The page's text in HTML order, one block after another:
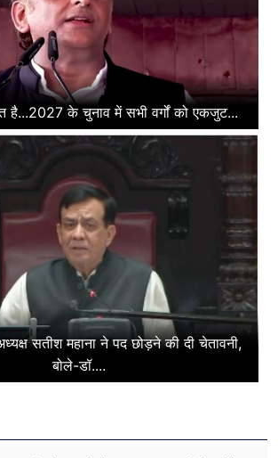
है...2027 के चुनाव में सभी वर्गों को एकजुट...
सतीश महाना ने पद छोड़ने की दी चेतावनी,
बोले-डॉ....